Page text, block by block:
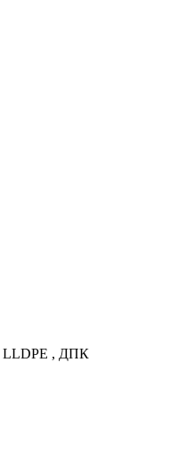
LLDPE , ДПК